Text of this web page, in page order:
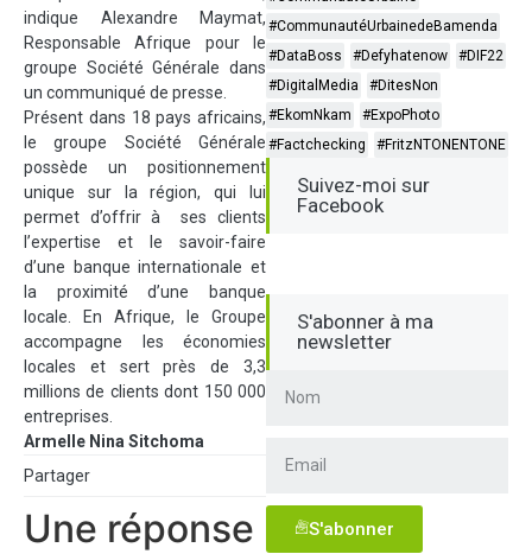
indique Alexandre Maymat,
Responsable Afrique pour le
groupe Société Générale dans
un communiqué de presse.
Présent dans 18 pays africains,
le groupe Société Générale
possède un positionnement
unique sur la région, qui lui
permet d’offrir à ses clients
l’expertise et le savoir-faire
d’une banque internationale et
la proximité d’une banque
locale. En Afrique, le Groupe
accompagne les économies
locales et sert près de 3,3
millions de clients dont 150 000
entreprises.
Armelle Nina Sitchoma
Partager
Une réponse
#CommunautéUrbainedeBamenda
#DataBoss
#Defyhatenow
#DIF22
#DigitalMedia
#DitesNon
#EkomNkam
#ExpoPhoto
#Factchecking
#FritzNTONENTONE
Suivez-moi sur
Facebook
S'abonner à ma
newsletter
S'abonner